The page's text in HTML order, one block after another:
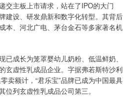
交主板上市请求，站在了IPO的大门
建设、研发鼎新和数字化转型。其背后
本、河北广电、茅台金石等多家著名机
已成长为笼罩婴幼儿奶粉、低温鲜奶、
玄虚性乳成品企业。字据弗若斯特沙利
卖额计，“君乐宝”品牌已成为中国最具
位列玄虚性乳成品公司第三。